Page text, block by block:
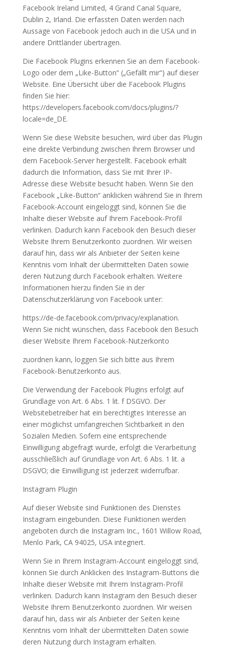
Facebook Ireland Limited, 4 Grand Canal Square,
Dublin 2, Irland. Die erfassten Daten werden nach
Aussage von Facebook jedoch auch in die USA und in
andere Drittländer übertragen.
Die Facebook Plugins erkennen Sie an dem Facebook-
Logo oder dem „Like-Button“ („Gefällt mir“) auf dieser
Website. Eine Übersicht über die Facebook Plugins
finden Sie hier:
https://developers.facebook.com/docs/plugins/?
locale=de_DE.
Wenn Sie diese Website besuchen, wird über das Plugin
eine direkte Verbindung zwischen Ihrem Browser und
dem Facebook-Server hergestellt. Facebook erhält
dadurch die Information, dass Sie mit Ihrer IP-
Adresse diese Website besucht haben. Wenn Sie den
Facebook „Like-Button“ anklicken während Sie in Ihrem
Facebook-Account eingeloggt sind, können Sie die
Inhalte dieser Website auf Ihrem Facebook-Profil
verlinken. Dadurch kann Facebook den Besuch dieser
Website Ihrem Benutzerkonto zuordnen. Wir weisen
darauf hin, dass wir als Anbieter der Seiten keine
Kenntnis vom Inhalt der übermittelten Daten sowie
deren Nutzung durch Facebook erhalten. Weitere
Informationen hierzu finden Sie in der
Datenschutzerklärung von Facebook unter:
https://de-de.facebook.com/privacy/explanation.
Wenn Sie nicht wünschen, dass Facebook den Besuch
dieser Website Ihrem Facebook-Nutzerkonto
zuordnen kann, loggen Sie sich bitte aus Ihrem
Facebook-Benutzerkonto aus.
Die Verwendung der Facebook Plugins erfolgt auf
Grundlage von Art. 6 Abs. 1 lit. f DSGVO. Der
Websitebetreiber hat ein berechtigtes Interesse an
einer möglichst umfangreichen Sichtbarkeit in den
Sozialen Medien. Sofern eine entsprechende
Einwilligung abgefragt wurde, erfolgt die Verarbeitung
ausschließlich auf Grundlage von Art. 6 Abs. 1 lit. a
DSGVO; die Einwilligung ist jederzeit widerrufbar.
Instagram Plugin
Auf dieser Website sind Funktionen des Dienstes
Instagram eingebunden. Diese Funktionen werden
angeboten durch die Instagram Inc., 1601 Willow Road,
Menlo Park, CA 94025, USA integriert.
Wenn Sie in Ihrem Instagram-Account eingeloggt sind,
können Sie durch Anklicken des Instagram-Buttons die
Inhalte dieser Website mit Ihrem Instagram-Profil
verlinken. Dadurch kann Instagram den Besuch dieser
Website Ihrem Benutzerkonto zuordnen. Wir weisen
darauf hin, dass wir als Anbieter der Seiten keine
Kenntnis vom Inhalt der übermittelten Daten sowie
deren Nutzung durch Instagram erhalten.